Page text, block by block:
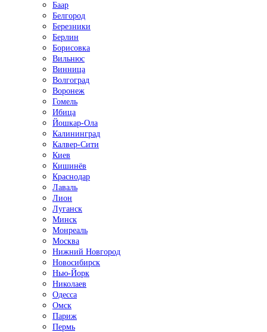
Баар
Белгород
Березники
Берлин
Борисовка
Вильнюс
Винница
Волгоград
Воронеж
Гомель
Ибица
Йошкар-Ола
Калининград
Калвер-Сити
Киев
Кишинёв
Краснодар
Лаваль
Лион
Луганск
Минск
Монреаль
Москва
Нижний Новгород
Новосибирск
Нью-Йорк
Николаев
Одесса
Омск
Париж
Пермь